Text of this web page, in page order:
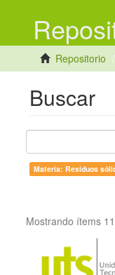
Repositorio
Buscar
Materia: Residuos
Mostrando ítems